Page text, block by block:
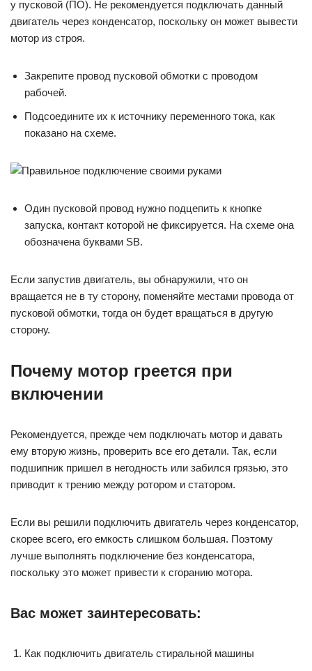
у пусковой (ПО). Не рекомендуется подключать данный
двигатель через конденсатор, поскольку он может вывести
мотор из строя.
Закрепите провод пусковой обмотки с проводом
рабочей.
Подсоедините их к источнику переменного тока, как
показано на схеме.
Один пусковой провод нужно подцепить к кнопке
запуска, контакт которой не фиксируется. На схеме она
обозначена буквами SB.
Если запустив двигатель, вы обнаружили, что он
вращается не в ту сторону, поменяйте местами провода от
пусковой обмотки, тогда он будет вращаться в другую
сторону.
Почему мотор греется при
включении
Рекомендуется, прежде чем подключать мотор и давать
ему вторую жизнь, проверить все его детали. Так, если
подшипник пришел в негодность или забился грязью, это
приводит к трению между ротором и статором.
Если вы решили подключить двигатель через конденсатор,
скорее всего, его емкость слишком большая. Поэтому
лучше выполнять подключение без конденсатора,
поскольку это может привести к сгоранию мотора.
Вас может заинтересовать:
Как подключить двигатель стиральной машины